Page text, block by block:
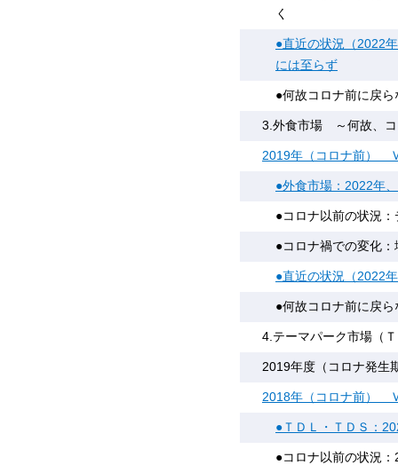
く
●直近の状況（2022
には至らず
●何故コロナ前に戻
3.外食市場 ～何故、コ
2019年（コロナ前）
●外食市場：2022年
●コロナ以前の状況
●コロナ禍での変化
●直近の状況（2022
●何故コロナ前に戻
4.テーマパーク市場（
2019年度（コロナ発
2018年（コロナ前）
●ＴＤＬ・ＴＤＳ：
●コロナ以前の状況